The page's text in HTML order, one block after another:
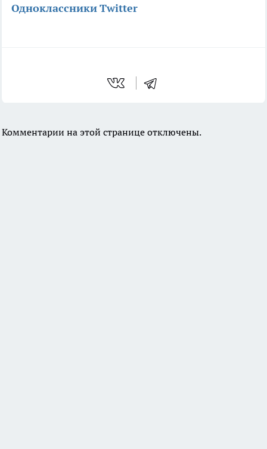
ОдноклассникиTwitter
Комментарии на этой странице отключены.